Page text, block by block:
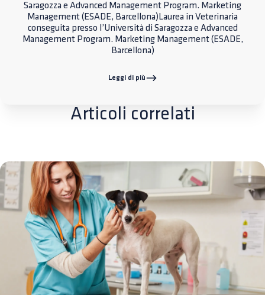
Saragozza e Advanced Management Program. Marketing
Management (ESADE, Barcellona)Laurea in Veterinaria
conseguita presso l’Università di Saragozza e Advanced
Management Program. Marketing Management (ESADE,
Barcellona)
Leggi di più
Articoli correlati